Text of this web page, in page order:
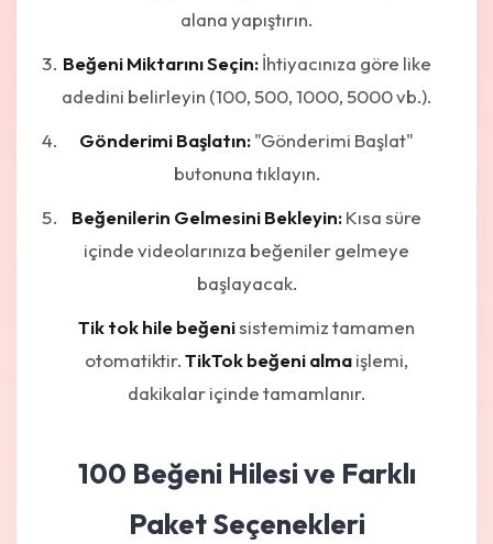
alana yapıştırın.
Beğeni Miktarını Seçin:İhtiyacınıza göre like
adedini belirleyin (100, 500, 1000, 5000 vb.).
Gönderimi Başlatın:"Gönderimi Başlat"
butonuna tıklayın.
Beğenilerin Gelmesini Bekleyin:Kısa süre
içinde videolarınıza beğeniler gelmeye
başlayacak.
Tik tok hile beğenisistemimiz tamamen
otomatiktir.TikTok beğeni almaişlemi,
dakikalar içinde tamamlanır.
100 Beğeni Hilesi ve Farklı
Paket Seçenekleri